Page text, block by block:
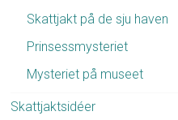
Skattjakt på de sju haven
Prinsessmysteriet
Mysteriet på museet
Skattjaktsidéer